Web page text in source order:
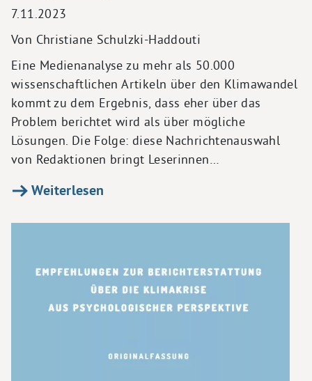
7.11.2023
Von Christiane Schulzki-Haddouti
Eine Medienanalyse zu mehr als 50.000
wissenschaftlichen Artikeln über den Klimawandel
kommt zu dem Ergebnis, dass eher über das
Problem berichtet wird als über mögliche
Lösungen. Die Folge: diese Nachrichtenauswahl
von Redaktionen bringt Leserinnen…
Weiterlesen